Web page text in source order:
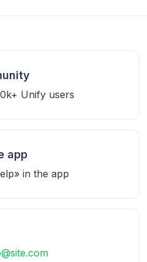
Unify users
app
in the app